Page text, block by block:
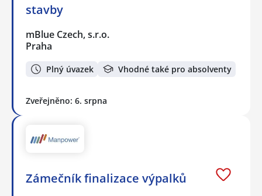
stavby
mBlue Czech, s.r.o.
Praha
Plný úvazek Vhodné také pro absolventy
Zveřejněno: 6. srpna
Zámečník finalizace výpalků